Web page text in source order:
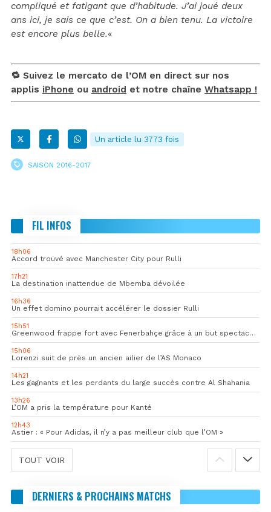
compliqué et fatigant que d’habitude. J’ai joué deux
ans ici, je sais ce que c’est. On a bien tenu. La victoire
est encore plus belle.«
🔁 Suivez le mercato de l’OM en direct sur nos
applis iPhone ou android et notre chaîne Whatsapp !
Un article lu 3773 fois
SAISON 2016-2017
FIL INFOS
18h06
Accord trouvé avec Manchester City pour Rulli
17h21
La destination inattendue de Mbemba dévoilée
16h36
Un effet domino pourrait accélérer le dossier Rulli
15h51
Greenwood frappe fort avec Fenerbahçe grâce à un but spectaculaire
15h06
Lorenzi suit de près un ancien ailier de l’AS Monaco
14h21
Les gagnants et les perdants du large succès contre Al Shahania
13h26
L’OM a pris la température pour Kanté
12h43
Astier : « Pour Adidas, il n’y a pas meilleur club que l’OM »
TOUT VOIR
DERNIERS & PROCHAINS MATCHS